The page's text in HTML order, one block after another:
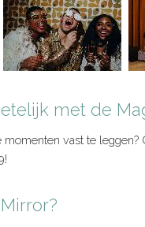
met de
vast te leggen?